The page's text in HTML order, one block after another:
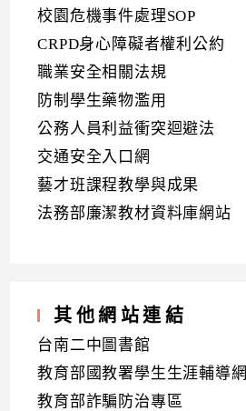
校園危機事件處理SOP
CRPD身心障礙者權利公約
職業安全相關法規
防制學生藥物濫用
公務人員利益衝突迴避法
交通安全入口網
藝才班課程教學與成果
法務部廉潔教材資料庫網站
其他網站連結
台南二中圖書館
教育部國教署學生生涯輔導網
教育部詐騙防治專區